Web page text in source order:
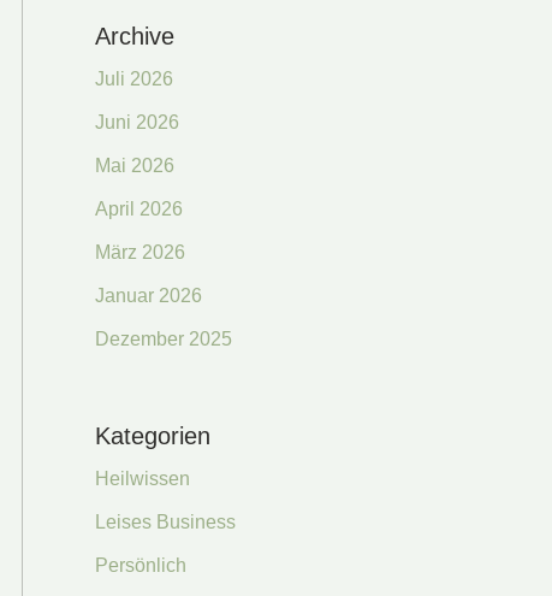
Archive
Juli 2026
Juni 2026
Mai 2026
April 2026
März 2026
Januar 2026
Dezember 2025
Kategorien
Heilwissen
Leises Business
Persönlich